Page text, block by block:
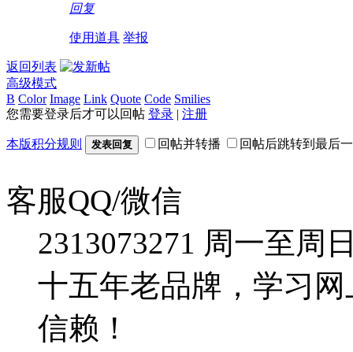
回复
使用道具 举报
返回列表
高级模式
B Color Image Link Quote Code Smilies
您需要登录后才可以回帖 登录 | 注册
本版积分规则 发表回复 回帖并转播 回帖后跳转到最后
客服QQ/微信
2313073271 周一至周
十五年老品牌，学习
信赖！